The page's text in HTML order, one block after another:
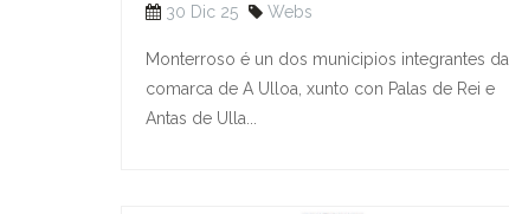
30 Dic 25 Webs
Monterroso é un dos municipios integrantes da
comarca de A Ulloa, xunto con Palas de Rei e
Antas de Ulla...